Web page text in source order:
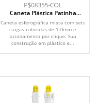
P$08355-COL
Caneta Plástica Patinha
Multicolor
Caneta esferográfica mista com seis
cargas coloridas de 1.0mm e
acionamento por clique. Sua
construção em plástico e...